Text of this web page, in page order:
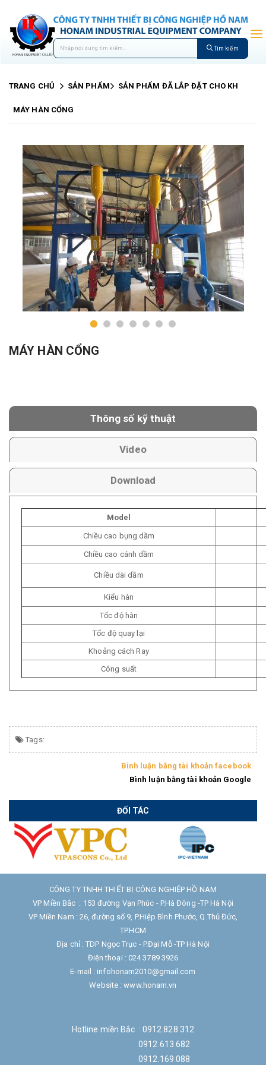
Tìm kiếm
TRANG CHỦ SẢN PHẨM SẢN PHẨM ĐÃ LẮP ĐẶT CHO KH
MÁY HÀN CỔNG
MÁY HÀN CỔNG
Thông số kỹ thuật
Video
Download
Model
Chiều cao bụng dầm
Chiều cao cánh dầm
Chiều dài dầm
Kiểu hàn
Tốc độ hàn
Tốc độ quay lại
Khoảng cách Ray
Công suất
Tags:
Bình luận bằng tài khoản facebook
Bình luận bằng tài khoản Google
ĐỐI TÁC
CÔNG TY TNHH THIẾT BỊ CÔNG NGHIỆP HỒ NAM
VP Miền Bắc : 153 đường Vạn Phúc - P.Hà Đông -TP Hà Nội
VP Miền Nam : 26, đường số 9, P.Hiệp Bình Phước, Q.Thủ Đức,
TP.HCM
Địa chỉ : TDP Ngọc Trục - P.Đại Mỗ -TP Hà Nội
Điện thoại : 024 3789 3926
E-mail : infohonam2010@gmail.com
Website : www.honam.vn
Hotline miền Bắc : 0912.828.312
0912.613.682
0912.169.088